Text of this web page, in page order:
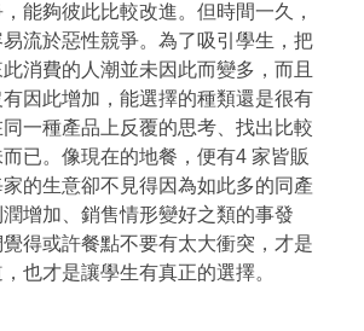
能夠彼此比較改進。但時間一久，
流於惡性競爭。為了吸引學生，把
消費的人潮並未因此而變多，而且
因此增加，能選擇的種類還是很有
一種產品上反覆的思考、找出比較
已。像現在的地餐，便有4 家皆販
的生意卻不見得因為如此多的同產
增加、銷售情形變好之類的事發
得或許餐點不要有太大衝突，才是
也才是讓學生有真正的選擇。